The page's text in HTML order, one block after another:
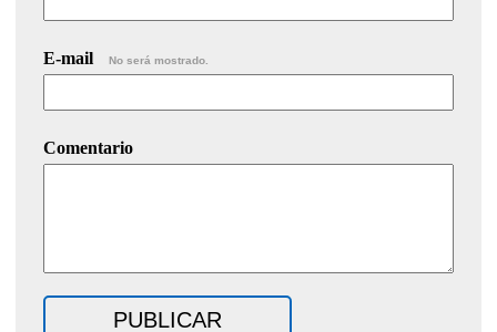
E-mail No será mostrado.
Comentario